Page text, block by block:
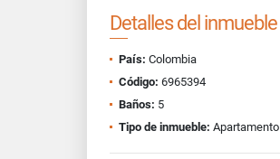
Detalles del inmueble
País: Colombia
Código: 6965394
Baños: 5
Tipo de inmueble: Apartamento